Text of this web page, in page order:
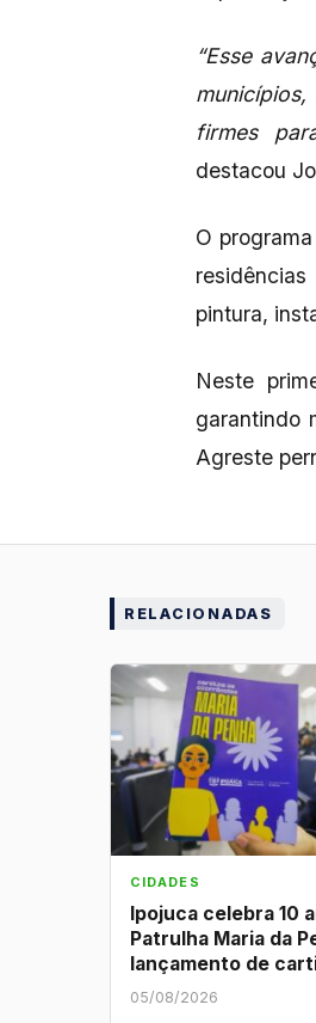
“Esse
firmes
destacou
O
pintura,
Neste
garantindo
Agreste
RELACIONADAS
CIDADES
Ipojuca celebra 10
Patrulha Maria da
lançamento de
05/08/2026